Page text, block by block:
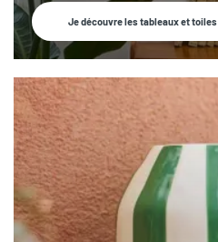
Je découvre les tableaux et toiles